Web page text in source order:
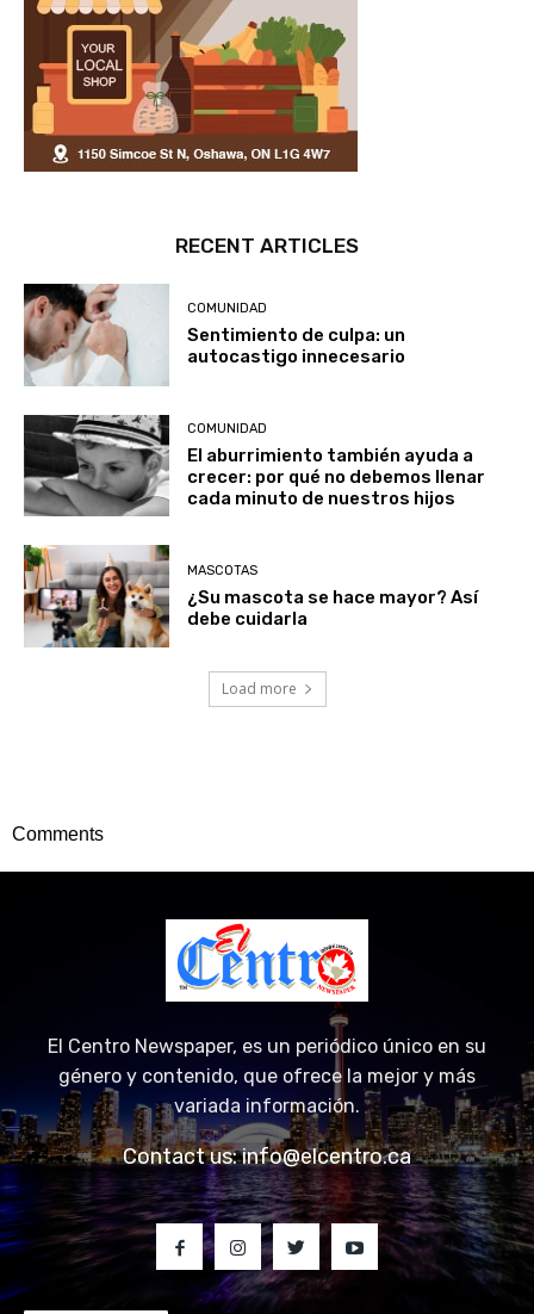
RECENT ARTICLES
COMUNIDAD
Sentimiento de culpa: un
autocastigo innecesario
COMUNIDAD
El aburrimiento también ayuda a
crecer: por qué no debemos llenar
cada minuto de nuestros hijos
MASCOTAS
¿Su mascota se hace mayor? Así
debe cuidarla
Load more
Comments
El Centro Newspaper, es un periódico único en su
género y contenido, que ofrece la mejor y más
variada información.
Contact us:info@elcentro.ca